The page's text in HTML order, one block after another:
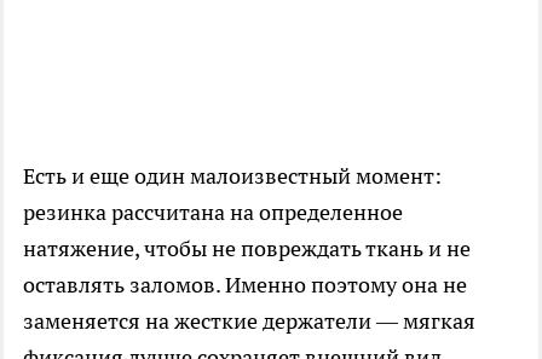
Есть и еще один малоизвестный момент:
резинка рассчитана на определенное
натяжение, чтобы не повреждать ткань и не
оставлять заломов. Именно поэтому она не
заменяется на жесткие держатели — мягкая